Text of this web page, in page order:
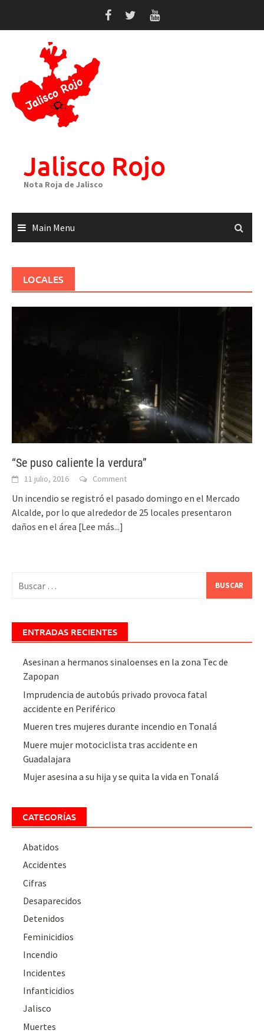
Jalisco Rojo
Nota Roja de Jalisco
Main Menu
LOCALES
“Se puso caliente la verdura”
11 julio, 2016 Comment
Un incendio se registró el pasado domingo en el Mercado
Alcalde, por lo que alrededor de 25 locales presentaron
daños en el área [Lee más...]
ENTRADAS RECIENTES
Asesinan a hermanos sinaloenses en la zona Tec de
Zapopan
Imprudencia de autobús privado provoca fatal
accidente en Periférico
Mueren tres mujeres durante incendio en Tonalá
Muere mujer motociclista tras accidente en
Guadalajara
Mujer asesina a su hija y se quita la vida en Tonalá
CATEGORÍAS
Abatidos
Accidentes
Cifras
Desaparecidos
Detenidos
Feminicidios
Incendio
Incidentes
Infanticidios
Jalisco
Muertes